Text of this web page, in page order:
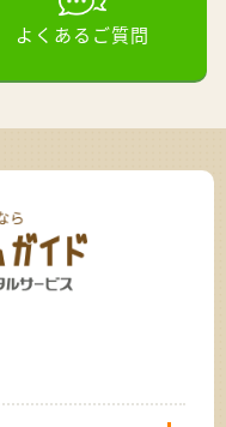
よくあるご質問